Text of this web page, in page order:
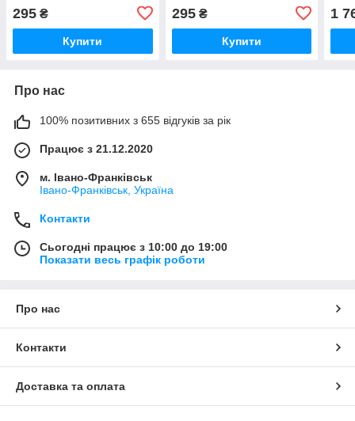
295 ₴
Купити
295₴
Купити
1
Про нас
100% позитивних з 655 відгуків за рік
Працює з 21.12.2020
м. Івано-Франківськ
Івано-Франківськ, Україна
Контакти
Сьогодні працює з 10:00 до 19:00
Показати весь графік роботи
Про нас
Контакти
Доставка та оплата